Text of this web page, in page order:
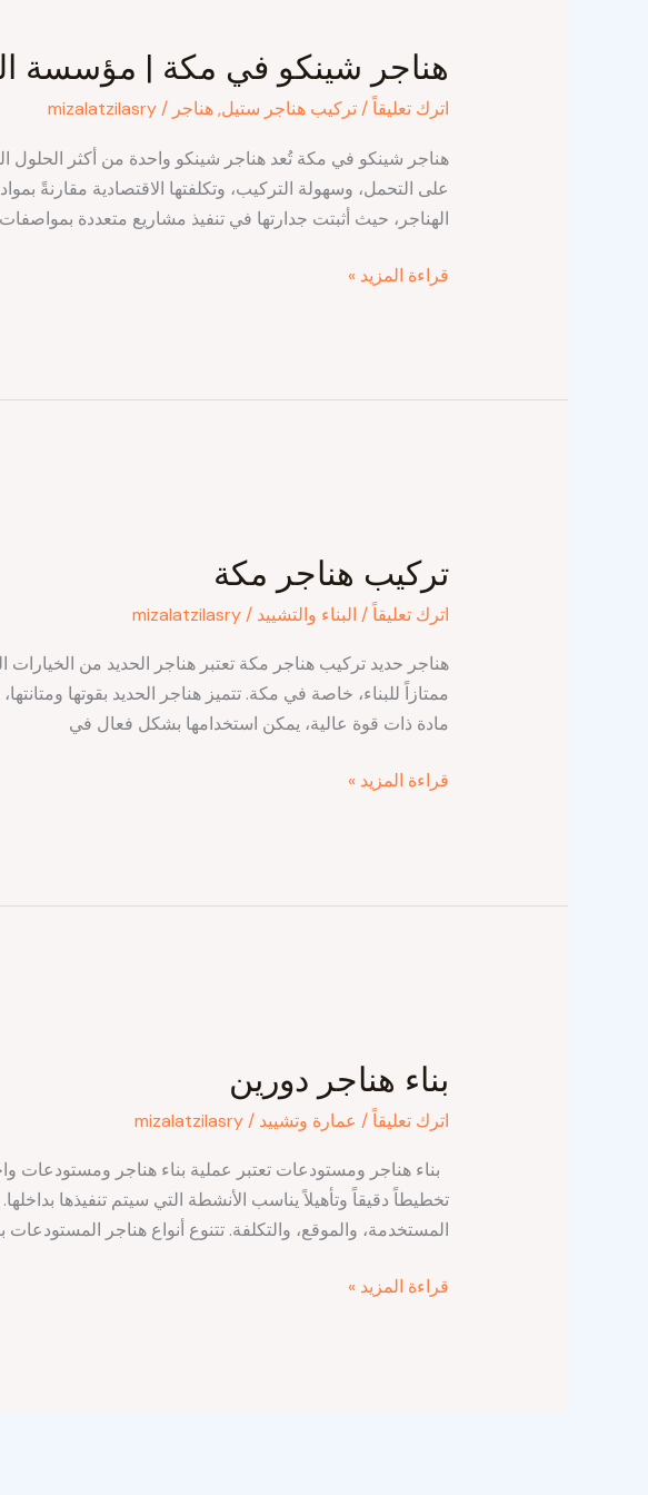
هناجر شينكو في مكة | مؤسسة
اترك تعليقاً /تركيب هناجر ستيل,هناجر /
mizalatzilasry
هناجر شينكو في مكة تُعد هناجر شينكو واحدة من أكثر الحلول
على التحمل، وسهولة التركيب، وتكلفتها الاقتصادية مقارنةً
الهناجر، حيث أثبتت جدارتها في تنفيذ مشاريع متعددة
في
مؤسسة
الظل
العصري
قراءة المزيد »
تركيب هناجر مكة
اترك تعليقاً / البناء والتشييد /
mizalatzilasry
هناجر حديد تركيب هناجر مكة تعتبر هناجر الحديد من
ممتازاً للبناء، خاصة في مكة. تتميز هناجر الحديد بقوتها
مادة ذات قوة عالية، يمكن استخدامها بشكل فعال في
مكة
قراءة المزيد »
بناء هناجر دورين
اترك تعليقاً / عمارة وتشييد /
mizalatzilasry
بناء هناجر ومستودعات تعتبر عملية بناء هناجر ومستودعات
تخطيطاً دقيقاً وتأهيلاً يناسب الأنشطة التي سيتم تنفيذها
المستخدمة، والموقع، والتكلفة. تتنوع أنواع هناجر
دورين
قراءة المزيد »